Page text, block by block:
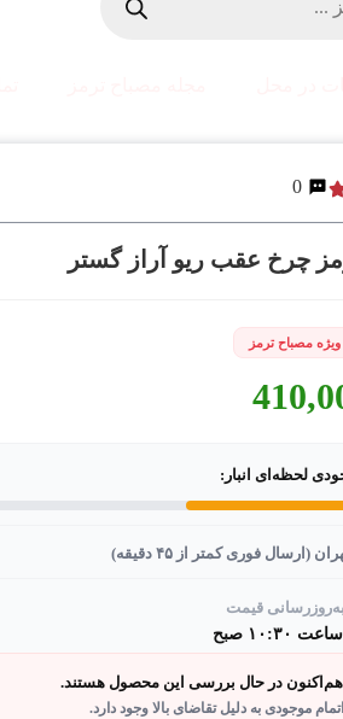
0
چرخ عقب ریو آراز گستر
لحظه‌ای انبار:
(ارسال فوری کمتر از ۴۵ دقیقه)
قیمت
۱۰:۳۰ صبح
هم‌اکنون در حال بررسی این محصول هستند.
موجودی به دلیل تقاضای بالا وجود دارد.